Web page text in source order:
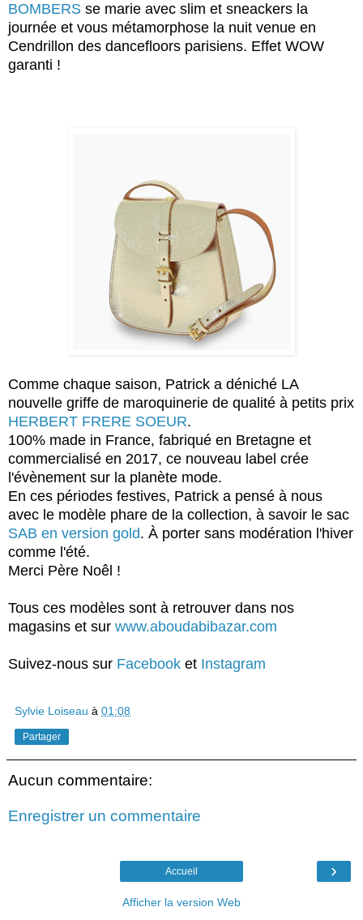
BOMBERS se marie avec slim et sneackers la
journée et vous métamorphose la nuit venue en
Cendrillon des dancefloors parisiens. Effet WOW
garanti !
Comme chaque saison, Patrick a déniché LA
nouvelle griffe de maroquinerie de qualité à petits prix
HERBERT FRERE SOEUR.
100% made in France, fabriqué en Bretagne et
commercialisé en 2017, ce nouveau label crée
l'évènement sur la planète mode.
En ces périodes festives, Patrick a pensé à nous
avec le modèle phare de la collection, à savoir le sac
SAB en version gold. À porter sans modération l'hiver
comme l'été.
Merci Père Noêl !
Tous ces modèles sont à retrouver dans nos
magasins et sur www.aboudabibazar.com
Suivez-nous sur Facebook et Instagram
Sylvie Loiseau à 01:08
Partager
Aucun commentaire:
Enregistrer un commentaire
›
Accueil
Afficher la version Web